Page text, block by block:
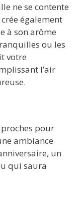
ne se contente
également
à son arôme
ou les
votre
l’air
proches pour
ambiance
un
qui saura